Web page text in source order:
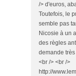
/> d'euros,
Toutefois, le
semble pas
Nicosie à un
des règles
demande
<br /> <br />
http://